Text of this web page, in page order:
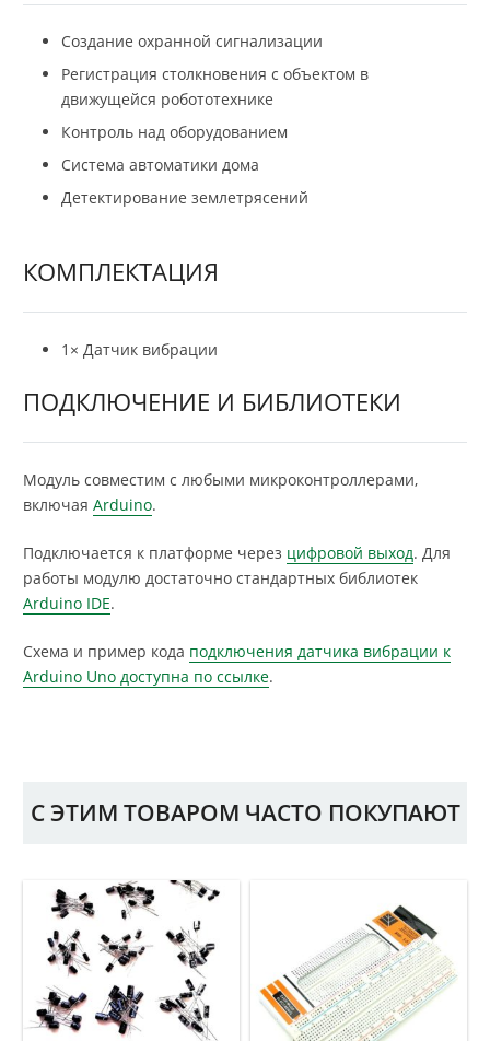
Создание охранной сигнализации
Регистрация столкновения с объектом в
движущейся робототехнике
Контроль над оборудованием
Система автоматики дома
Детектирование землетрясений
КОМПЛЕКТАЦИЯ
1× Датчик вибрации
ПОДКЛЮЧЕНИЕ И БИБЛИОТЕКИ
Модуль совместим с любыми микроконтроллерами,
включая Arduino.
Подключается к платформе через цифровой выход. Для
работы модулю достаточно стандартных библиотек
Arduino IDE.
Схема и пример кода подключения датчика вибрации к
Arduino Uno доступна по ссылке.
С ЭТИМ ТОВАРОМ ЧАСТО ПОКУПАЮТ